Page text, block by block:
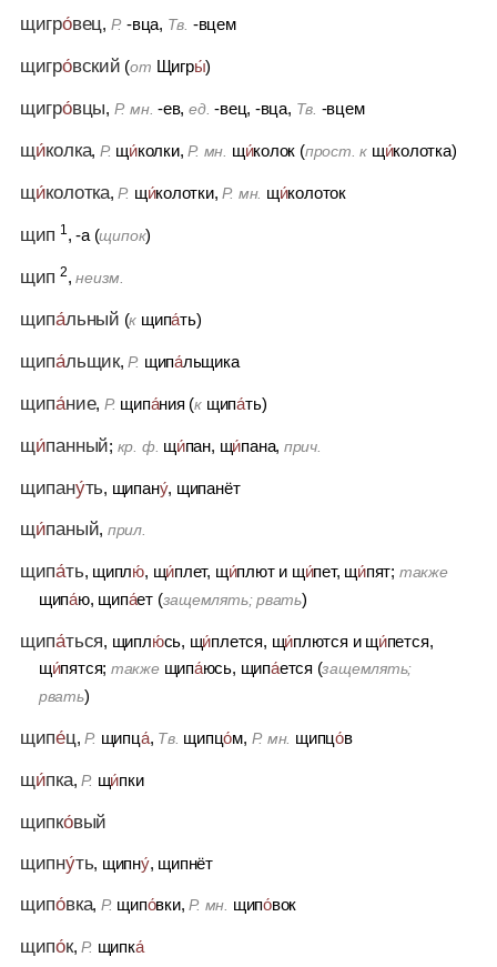
щигро́вец, Р. -вца, Тв. -вцем
щигро́вский (от Щигры́)
щигро́вцы, Р. мн. -ев,ед. -вец, -вца, Тв. -вцем
щи́колка, Р. щи́колки,Р. мн. щи́колок (прост. к щи́колотка)
щи́колотка,Р. щи́колотки,Р. мн. щи́колоток
щип 1 , -а (щипок)
щип 2,неизм.
щипа́льный (к щипа́ть)
щипа́льщик,Р. щипа́льщика
щипа́ние, Р. щипа́ния (к щипа́ть)
щи́панный; кр. ф. щи́пан, щи́пана, прич.
щипану́ть, щипану́, щипанёт
щи́паный, прил.
щипа́ть, щиплю́, щи́плет, щи́плют и щи́пет, щи́пят; также
щипа́ю, щипа́ет (защемлять; рвать)
щипа́ться, щиплю́сь, щи́плется, щи́плются ищи́пется,
щи́пятся; такжещипа́юсь, щипа́ется (защемлять;
рвать)
щипе́ц,Р. щипца́, Тв. щипцо́м, Р. мн. щипцо́в
щи́пка,Р. щи́пки
щипко́вый
щипну́ть, щипну́, щипнёт
щипо́вка, Р. щипо́вки,Р. мн. щипо́вок
щипо́к,Р. щипка́